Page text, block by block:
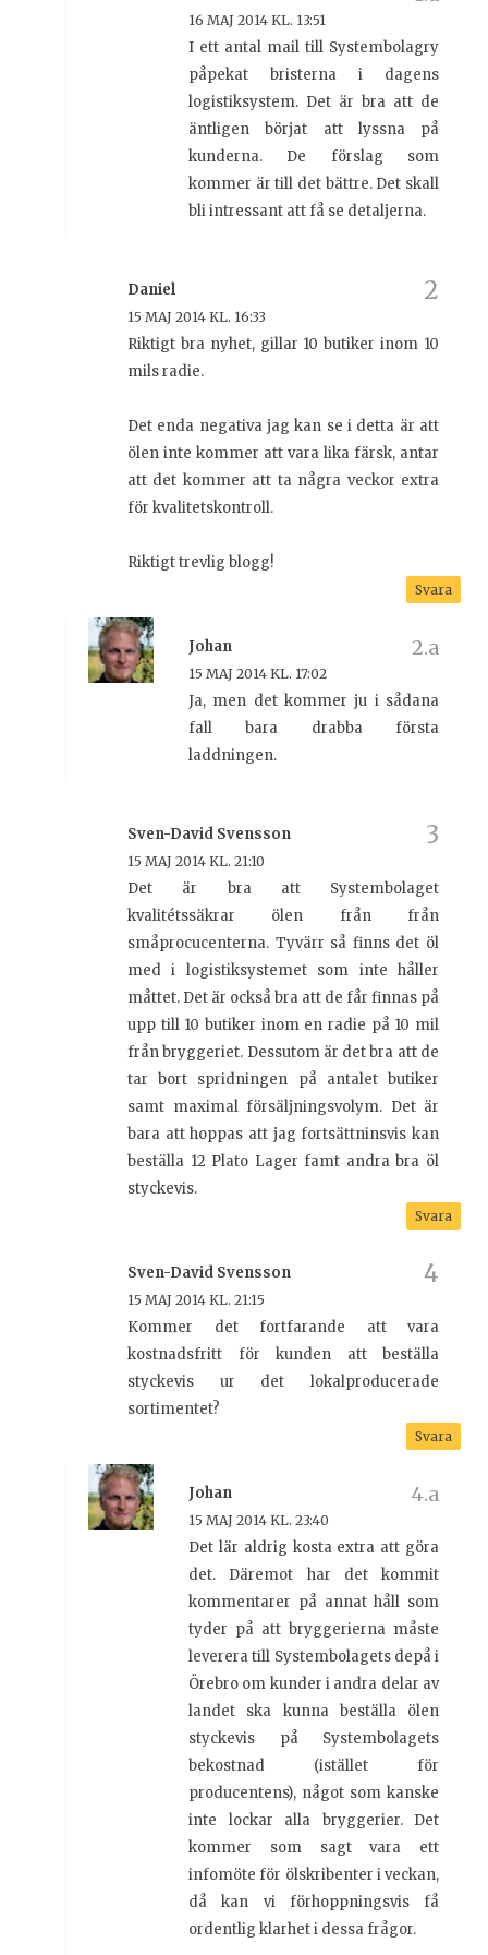
16 MAJ 2014 KL. 13:51
I ett antal mail till Systembolagry
påpekat bristerna i dagens
logistiksystem. Det är bra att de
äntligen börjat att lyssna på
kunderna. De förslag som
kommer är till det bättre. Det skall
bli intressant att få se detaljerna.
Daniel
15 MAJ 2014 KL. 16:33
Riktigt bra nyhet, gillar 10 butiker inom 10
mils radie.
Det enda negativa jag kan se i detta är att
ölen inte kommer att vara lika färsk, antar
att det kommer att ta några veckor extra
för kvalitetskontroll.
Riktigt trevlig blogg!
Svara
Johan
15 MAJ 2014 KL. 17:02
Ja, men det kommer ju i sådana
fall bara drabba första
laddningen.
Sven-David Svensson
15 MAJ 2014 KL. 21:10
Det är bra att Systembolaget
kvalitétssäkrar ölen från från
småprocucenterna. Tyvärr så finns det öl
med i logistiksystemet som inte håller
måttet. Det är också bra att de får finnas på
upp till 10 butiker inom en radie på 10 mil
från bryggeriet. Dessutom är det bra att de
tar bort spridningen på antalet butiker
samt maximal försäljningsvolym. Det är
bara att hoppas att jag fortsättninsvis kan
beställa 12 Plato Lager famt andra bra öl
styckevis.
Svara
Sven-David Svensson
15 MAJ 2014 KL. 21:15
Kommer det fortfarande att vara
kostnadsfritt för kunden att beställa
styckevis ur det lokalproducerade
sortimentet?
Svara
Johan
15 MAJ 2014 KL. 23:40
Det lär aldrig kosta extra att göra
det. Däremot har det kommit
kommentarer på annat håll som
tyder på att bryggerierna måste
leverera till Systembolagets depå i
Örebro om kunder i andra delar av
landet ska kunna beställa ölen
styckevis på Systembolagets
bekostnad (istället för
producentens), något som kanske
inte lockar alla bryggerier. Det
kommer som sagt vara ett
infomöte för ölskribenter i veckan,
då kan vi förhoppningsvis få
ordentlig klarhet i dessa frågor.